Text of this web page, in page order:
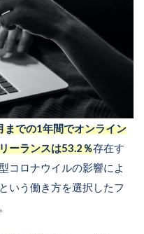
での1年間でオンライン
ーランスは53.2％存在す
コロナウイルの影響によ
いう働き方を選択したフ